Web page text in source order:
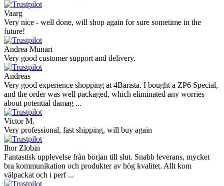
Vaarg
Very nice - well done, will shop again for sure sometime in the
future!
Andrea Munari
Very good customer support and delivery.
Andreas
Very good experience shopping at 4Barista. I bought a ZP6 Special,
and the order was well packaged, which eliminated any worries
about potential damag ...
Victor M.
Very professional, fast shipping, will buy again
Ihor Zlobin
Fantastisk upplevelse från början till slut. Snabb leverans, mycket
bra kommunikation och produkter av hög kvalitet. Allt kom
välpackat och i perf ...